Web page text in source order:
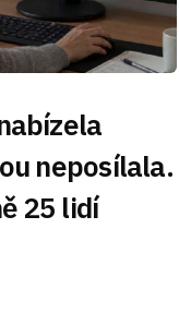
neposílala.
25 lidí